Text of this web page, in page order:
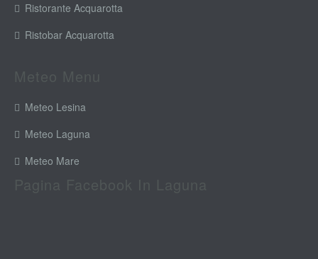
Ristorante Acquarotta
Ristobar Acquarotta
Meteo Lesina
Meteo Laguna
Meteo Mare